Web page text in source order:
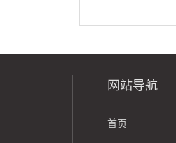
网站导航
首页